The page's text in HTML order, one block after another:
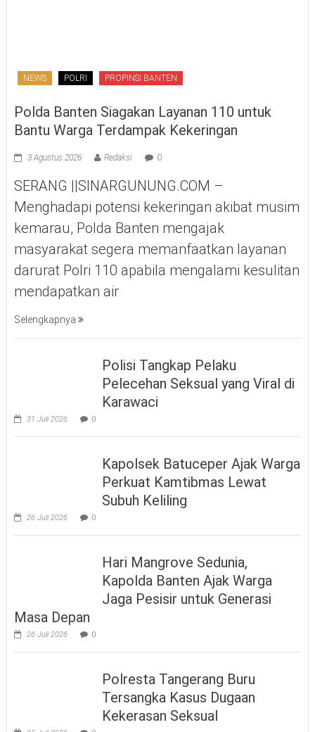
NEWS POLRI PROPINSI BANTEN
Polda Banten Siagakan Layanan 110 untuk
Bantu Warga Terdampak Kekeringan
3 Agustus 2026 Redaksi 0
SERANG ||SINARGUNUNG.COM –
Menghadapi potensi kekeringan akibat musim
kemarau, Polda Banten mengajak
masyarakat segera memanfaatkan layanan
darurat Polri 110 apabila mengalami kesulitan
mendapatkan air
Selengkapnya
Polisi Tangkap Pelaku
Pelecehan Seksual yang Viral di
Karawaci
31 Juli 2026 0
Kapolsek Batuceper Ajak Warga
Perkuat Kamtibmas Lewat
Subuh Keliling
26 Juli 2026 0
Hari Mangrove Sedunia,
Kapolda Banten Ajak Warga
Jaga Pesisir untuk Generasi
Masa Depan
26 Juli 2026 0
Polresta Tangerang Buru
Tersangka Kasus Dugaan
Kekerasan Seksual